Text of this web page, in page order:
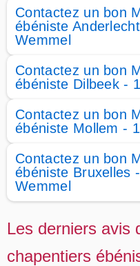
Contactez un bon
ébéniste
Wemmel
Contactez un bon
ébéniste Dilbeek -
Contactez un bon
ébéniste Mollem -
Contactez un bon
ébéniste Bruxelles
Wemmel
Les derniers avis
chapentiers